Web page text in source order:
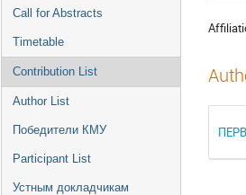
Call for Abstracts
Timetable
Contribution List
Author List
Победители КМУ
Participant List
Устным докладчикам